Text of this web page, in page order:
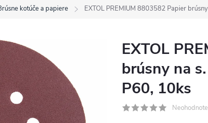
kotúče a papiere EXTOL PREMIUM 8803582 Papier
EXTOL
brúsny na
P60, 10ks